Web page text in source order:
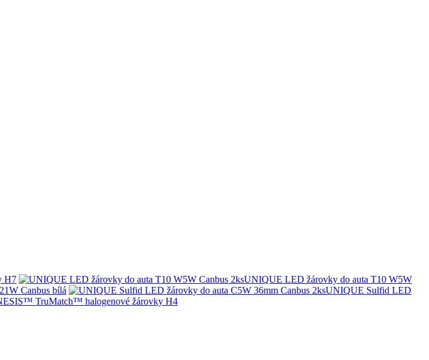
H7
UNIQUE LED žárovky do auta T10 W5W
Canbus bílá
UNIQUE Sulfid LED
TruMatch™ halogenové žárovky H4